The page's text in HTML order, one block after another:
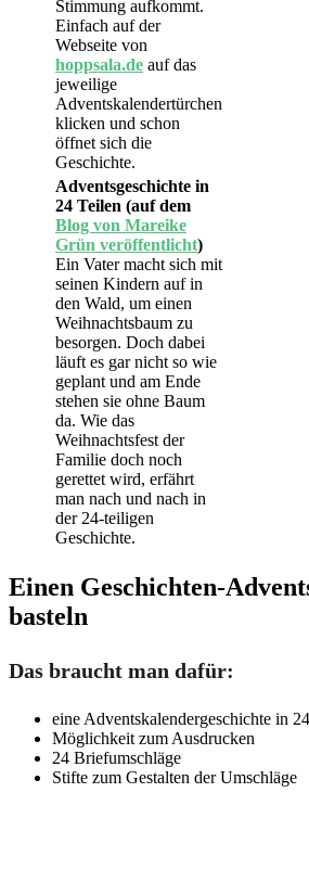
Stimmung aufkommt.
Einfach auf der
Webseite von
hoppsala.de auf das
jeweilige
Adventskalendertürchen
klicken und schon
öffnet sich die
Geschichte.
Adventsgeschichte in
24 Teilen (auf dem
Blog von Mareike
Grün veröffentlicht)
Ein Vater macht sich mit
seinen Kindern auf in
den Wald, um einen
Weihnachtsbaum zu
besorgen. Doch dabei
läuft es gar nicht so wie
geplant und am Ende
stehen sie ohne Baum
da. Wie das
Weihnachtsfest der
Familie doch noch
gerettet wird, erfährt
man nach und nach in
der 24-teiligen
Geschichte.
Einen Geschichten-
basteln
Das braucht man dafür:
eine Adventskalendergeschichte in
Möglichkeit zum Ausdrucken
24 Briefumschläge
Stifte zum Gestalten der Umschläge